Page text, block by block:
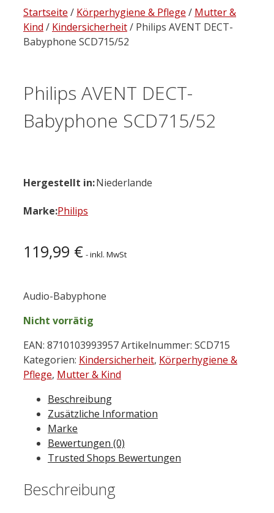
Startseite / Körperhygiene & Pflege / Mutter &
Kind / Kindersicherheit/ Philips AVENT DECT-
Babyphone SCD715/52
Philips AVENT DECT-
Babyphone SCD715/52
Hergestellt in:Niederlande
Marke:Philips
119,99 € - inkl. MwSt
Audio-Babyphone
Nicht vorrätig
EAN: 8710103993957Artikelnummer: SCD715
Kategorien: Kindersicherheit, Körperhygiene &
Pflege, Mutter & Kind
Beschreibung
Zusätzliche Information
Marke
Bewertungen (0)
Trusted Shops Bewertungen
Beschreibung